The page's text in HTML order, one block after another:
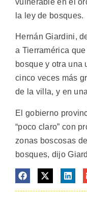
vulnerable en el
la ley de bosques.
Hernán Giardini,
a Tierramérica
bosque y otra una
cinco veces más
de la villa, y en
El gobierno
“poco claro” con
zonas boscosas
bosques, dijo